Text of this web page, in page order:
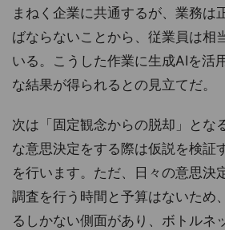
まねく企業に共通するが、業務は
ばならないことから、従業員は相
いる。こうした作業に生成AIを活
な結果が得られるとの見立てだ。
次は「固定観念からの脱却」とな
な意思決定をする際は仮説を検証
を行います。ただ、日々の意思決
調査を行う時間と予算はないため
るしかない側面があり、ボトルネ